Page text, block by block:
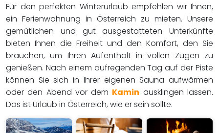
Für den perfekten Winterurlaub empfehlen wir Ihnen,
ein Ferienwohnung in Österreich zu mieten. Unsere
gemütlichen und gut ausgestatteten Unterkünfte
bieten Ihnen die Freiheit und den Komfort, den Sie
brauchen, um Ihren Aufenthalt in vollen Zügen zu
genießen. Nach einem aufregenden Tag auf der Piste
können Sie sich in Ihrer eigenen Sauna aufwärmen
oder den Abend vor dem Kamin ausklingen lassen.
Das ist Urlaub in Österreich, wie er sein sollte.